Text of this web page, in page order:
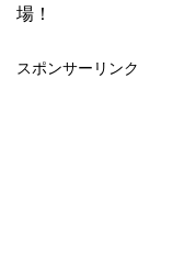
場！
スポンサーリンク